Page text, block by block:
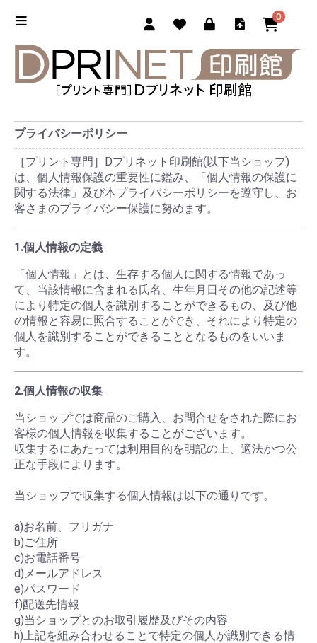
0
プライバシーポリシー
［プリント専門］Dプリネット印刷館(以下当ショップ)
は、個人情報保護の重要性に鑑み、「個人情報の保護に
関する法律」及び本プライバシーポリシーを遵守し、お
客さまのプライバシー保護に努めます。
1.個人情報の定義
「個人情報」とは、生存する個人に関する情報であっ
て、当該情報に含まれる氏名、生年月日その他の記述等
により特定の個人を識別することができるもの、及び他
の情報と容易に照合することができ、それにより特定の
個人を識別することができることとなるものをいいま
す。
2.個人情報の収集
当ショップでは商品のご購入、お問合せをされた際にお
客様の個人情報を収集することがございます。
収集するにあたっては利用目的を明記の上、適法かつ公
正な手段によります。
当ショップで収集する個人情報は以下の通りです。
a)お名前、フリガナ
b)ご住所
c)お電話番号
d)メールアドレス
e)パスワード
f)配送先情報
g)当ショップとのお取引履歴及びその内容
h)上記を組み合わせることで特定の個人が識別できる情